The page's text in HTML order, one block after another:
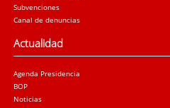
Subvenciones
Canal de denuncias
Actualidad
Agenda Presidencia
BOP
Noticias